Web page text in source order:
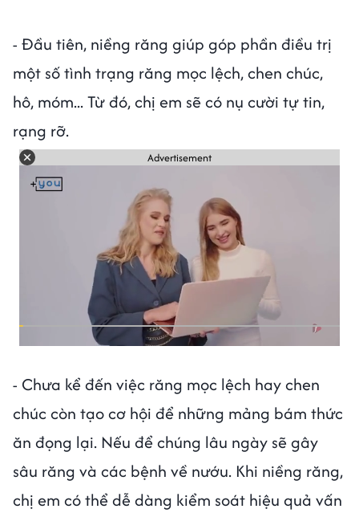
- Đầu tiên, niềng răng giúp góp phần điều trị
một số tình trạng răng mọc lệch, chen chúc,
hô, móm... Từ đó, chị em sẽ có nụ cười tự tin,
rạng rỡ.
Advertisement
- Chưa kể đến việc răng mọc lệch hay chen
chúc còn tạo cơ hội để những mảng bám thức
ăn đọng lại. Nếu để chúng lâu ngày sẽ gây
sâu răng và các bệnh về nướu. Khi niềng răng,
chị em có thể dễ dàng kiểm soát hiệu quả vấn